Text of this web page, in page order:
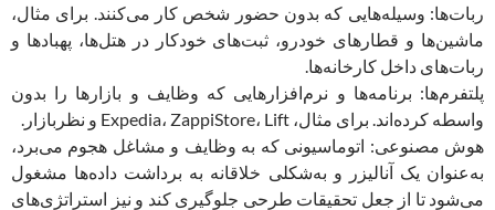
ربات‌ها: وسیله‌هایی که بدون حضور شخص کار می‌کنند. برای مثال،
ماشین‌ها و قطارهای خودرو، ثبت‌های خودکار در هتل‌ها، پهبادها و
ربات‌های داخل کارخانه‌ها.
پلتفرم‌ها: برنامه‌ها و نرم‌افزارهایی که وظایف و بازارها را بدون
واسطه کرده‌اند. برای مثال، Expedia، ZappiStore، Lift و نظربازار.
هوش مصنوعی: اتوماسیونی که به وظایف و مشاغل هجوم می‌برد،
به‌عنوان یک آنالیزر و به‌شکلی خلاقانه به برداشت داده‌ها مشغول
می‌شود تا از جعلِ تحقیقات طرحی جلوگیری کند و نیز استراتژی‌های